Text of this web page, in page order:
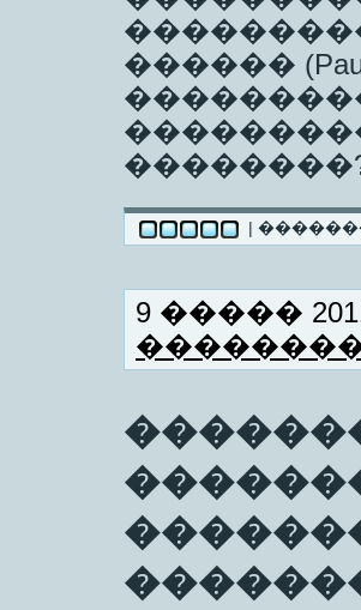
������
|
9 �����